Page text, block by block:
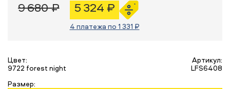
9 680 ₽ 5 324 ₽
4 платежа по 1 331 ₽
Цвет:
9722 forest night
Артикул:
LFS6408
Размер: